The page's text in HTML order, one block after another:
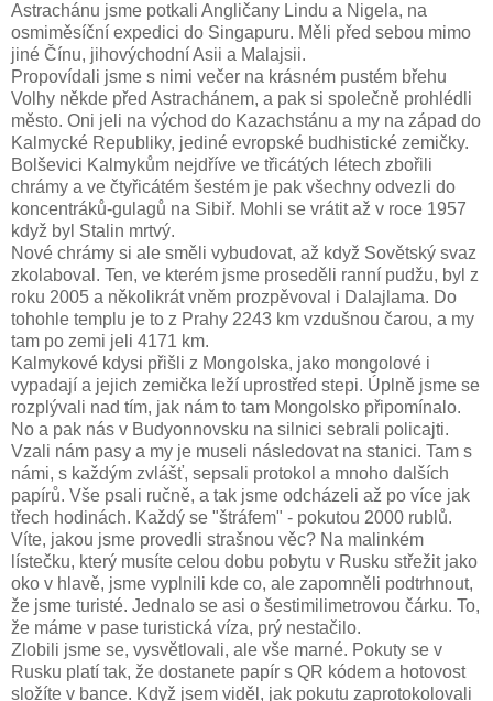
Astrachánu jsme potkali Angličany Lindu a Nigela, na
osmiměsíční expedici do Singapuru. Měli před sebou mimo
jiné Čínu, jihovýchodní Asii a Malajsii.
Propovídali jsme s nimi večer na krásném pustém břehu
Volhy někde před Astrachánem, a pak si společně prohlédli
město. Oni jeli na východ do Kazachstánu a my na západ do
Kalmycké Republiky, jediné evropské budhistické zemičky.
Bolševici Kalmykům nejdříve ve třicátých létech zbořili
chrámy a ve čtyřicátém šestém je pak všechny odvezli do
koncentráků-gulagů na Sibiř. Mohli se vrátit až v roce 1957
když byl Stalin mrtvý.
Nové chrámy si ale směli vybudovat, až když Sovětský svaz
zkolaboval. Ten, ve kterém jsme proseděli ranní pudžu, byl z
roku 2005 a několikrát vněm prozpěvoval i Dalajlama. Do
tohohle templu je to z Prahy 2243 km vzdušnou čarou, a my
tam po zemi jeli 4171 km.
Kalmykové kdysi přišli z Mongolska, jako mongolové i
vypadají a jejich zemička leží uprostřed stepi. Úplně jsme se
rozplývali nad tím, jak nám to tam Mongolsko připomínalo.
No a pak nás v Budyonnovsku na silnici sebrali policajti.
Vzali nám pasy a my je museli následovat na stanici. Tam s
námi, s každým zvlášť, sepsali protokol a mnoho dalších
papírů. Vše psali ručně, a tak jsme odcházeli až po více jak
třech hodinách. Každý se "štráfem" - pokutou 2000 rublů.
Víte, jakou jsme provedli strašnou věc? Na malinkém
lístečku, který musíte celou dobu pobytu v Rusku střežit jako
oko v hlavě, jsme vyplnili kde co, ale zapomněli podtrhnout,
že jsme turisté. Jednalo se asi o šestimilimetrovou čárku. To,
že máme v pase turistická víza, prý nestačilo.
Zlobili jsme se, vysvětlovali, ale vše marné. Pokuty se v
Rusku platí tak, že dostanete papír s QR kódem a hotovost
složíte v bance. Když jsem viděl, jak pokutu zaprotokolovali